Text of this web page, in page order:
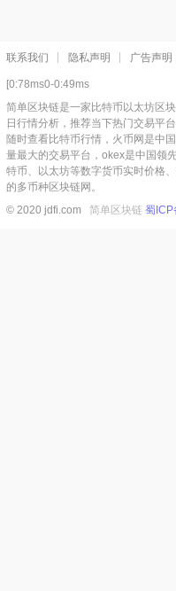
联系我们 隐私声明 广告声明
[0:78ms0-0:49ms
简单区块链是一家比特币以太坊区
日行情分析，推荐当下热门交易平
随时查看比特币行情，火币网是中
量最大的交易平台，okex是中国领
特币、以太坊等数字货币实时价格
的多币种区块链网。
© 2020 jdfi.com 简单区块链 蜀